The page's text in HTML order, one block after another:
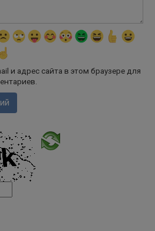
и адрес сайта в этом браузере для